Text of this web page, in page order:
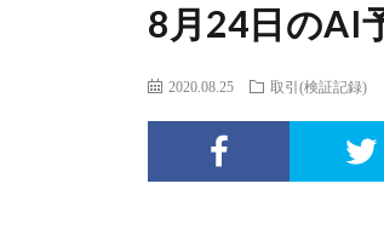
8月24日のAI
2020.08.25 取引(検証記録)